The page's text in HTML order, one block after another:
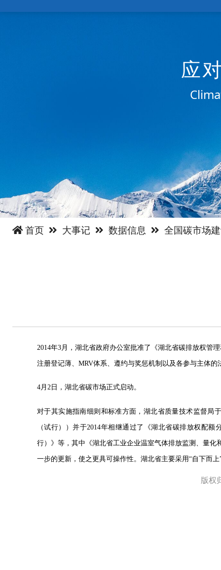
应
首页 大事记 数据信息 全国碳市场
2014年3月，湖北省政府办公室批准了《湖北省碳排放权管
注册登记薄、MRV体系、遵约与奖惩机制以及各参与主体的
4月2日，湖北省碳市场正式启动。
对于其实施指南细则和标准方面，湖北省质量技术监督局
（试行））并于2014年相继通过了《湖北省碳排放权配
行）》等，其中《湖北省工业企业温室气体排放监测、量
一步的更新，使之更具可操作性。湖北省主要采用“自下而
版权